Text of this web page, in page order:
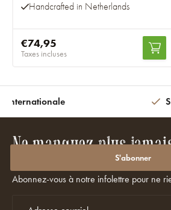
Handcrafted in Netherlands
€74,95
Taxes incluses
internationale
Ne manquez plus
promotions ou les
Abonnez-vous à notre infolettre pour ne
S'abonner